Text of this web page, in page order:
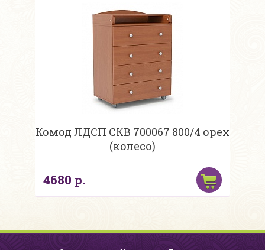
Комод ЛДСП СКВ 700067 800/4 орех
(колесо)
4680 р.